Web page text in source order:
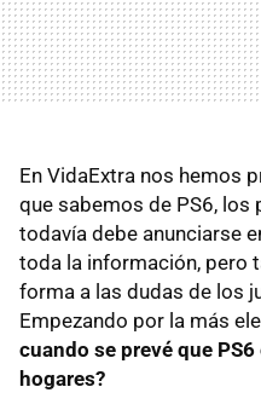
En VidaExtra nos hemos
que sabemos de PS6, los
todavía debe anunciarse
toda la información, pero
forma a las dudas de los
Empezando por la más
cuando se prevé que
hogares?